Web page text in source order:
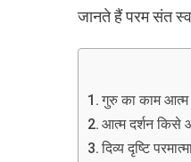
जानते हैं परम संत
गुरु का काम
आत्म दर्शन
दिव्य दृष्टि